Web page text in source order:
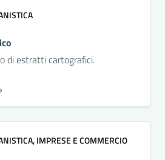
di estratti cartografici.
IMPRESE E COMMERCIO